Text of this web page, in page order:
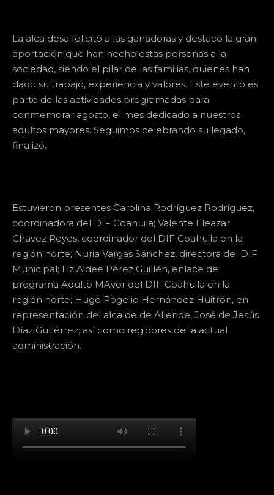
La alcaldesa felicitó a las ganadoras y destacó la gran
aportación que han hecho estas personas a la
sociedad, siendo el pilar de las familias, quienes han
dado su trabajo, experiencia y valores. Este evento es
parte de las actividades programadas para
conmemorar agosto, el mes dedicado a nuestros
adultos mayores. Seguimos celebrando su legado,
finalizó.
Estuvieron presentes Carolina Rodríguez Rodríguez,
coordinadora del DIF Coahuila; Valente Eleazar
Chavez Reyes, coordinador del DIF Coahuila en la
región norte; Nuria Vargas Sánchez, directora del DIF
Municipal; Liz Aidee Pérez Guillén, enlace del
programa Adulto MAyor del DIF Coahuila en la
región norte; Hugo Rogelio Hernández Huitrón, en
representación del alcalde de Allende, José de Jesús
Díaz Gutiérrez; así como regidores de la actual
administración.